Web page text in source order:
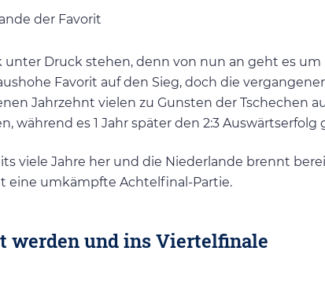
der Favorit
Druck stehen, denn von nun an geht es um
Favorit auf den Sieg, doch die
Jahrzehnt vielen zu Gunsten der Tschechen
während es 1 Jahr später den 2:3 Auswärtserfolg
viele Jahre her und die Niederlande brennt
eine umkämpfte Achtelfinal-Partie.
werden und ins Viertelfinale